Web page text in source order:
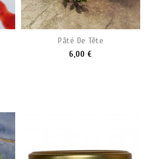
Pâté De Tête
6,00 €